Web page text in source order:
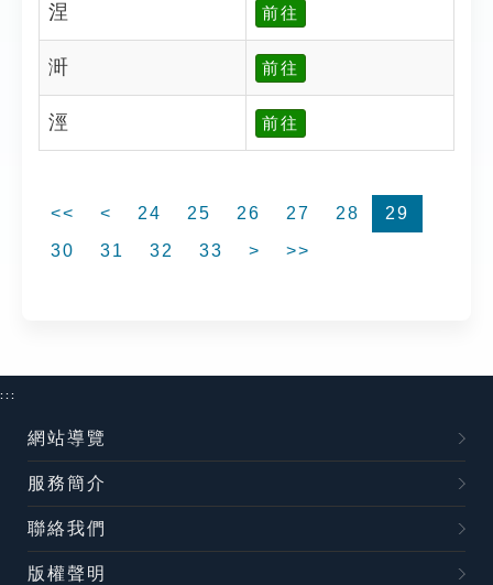
涅 前往
涆 前往
涇 前往
<< < 24 25 26 27 28
29
30
31 32 33 > >>
:::
網站導覽
服務簡介
聯絡我們
版權聲明